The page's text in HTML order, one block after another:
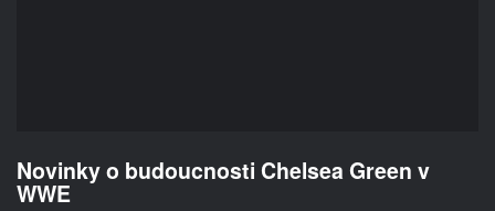
Novinky o budoucnosti Chelsea Green v
WWE